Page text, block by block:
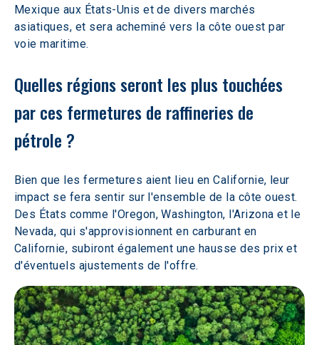
Mexique aux États-Unis et de divers marchés
asiatiques, et sera acheminé vers la côte ouest par
voie maritime.
Quelles régions seront les plus touchées
par ces fermetures de raffineries de
pétrole ?
Bien que les fermetures aient lieu en Californie, leur
impact se fera sentir sur l'ensemble de la côte ouest.
Des États comme l'Oregon, Washington, l'Arizona et le
Nevada, qui s'approvisionnent en carburant en
Californie, subiront également une hausse des prix et
d'éventuels ajustements de l'offre.